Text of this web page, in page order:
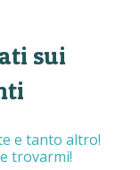
sui
e tanto altro!
trovarmi!